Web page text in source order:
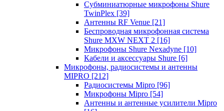
Субминиатюрные микрофоны Shure
TwinPlex [39]
Антенны RF Venue [21]
Беспроводная микрофонная система
Shure MXW NEXT 2 [16]
Микрофоны Shure Nexadyne [10]
Кабели и аксессуары Shure [6]
Микрофоны, радиосистемы и антенны
MIPRO [212]
Радиосистемы Mipro [96]
Микрофоны Mipro [54]
Антенны и антенные усилители Mipro